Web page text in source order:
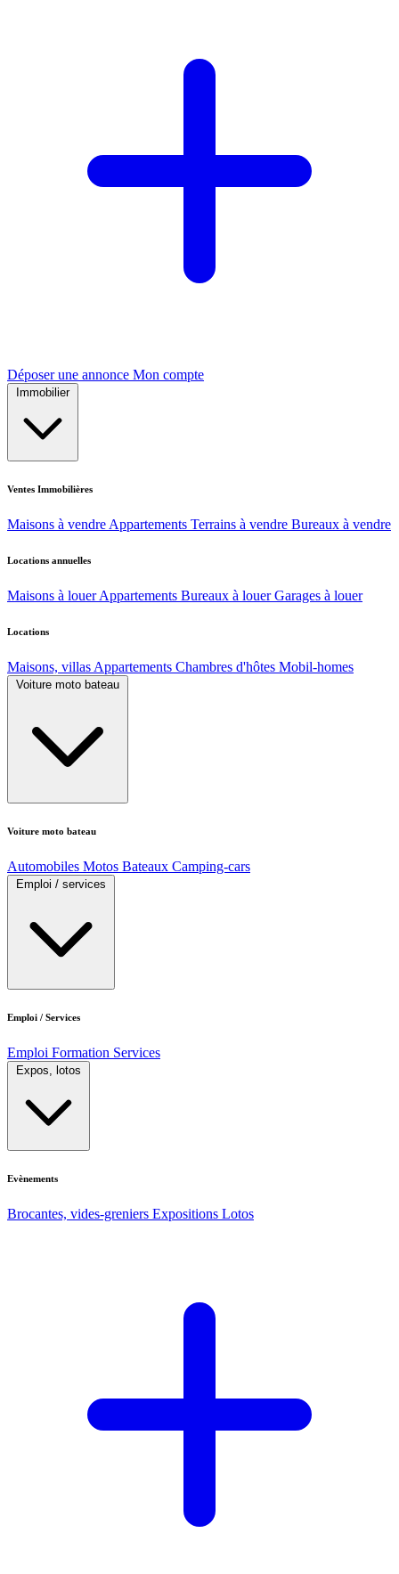
Déposer une annonce Mon compte
Immobilier
Ventes Immobilières
Maisons à vendre Appartements Terrains à vendre Bureaux à vendre
Locations annuelles
Maisons à louer Appartements Bureaux à louer Garages à louer
Locations
Maisons, villas Appartements Chambres d'hôtes Mobil-homes
Voiture moto bateau
Voiture moto bateau
Automobiles Motos Bateaux Camping-cars
Emploi / services
Emploi / Services
Emploi Formation Services
Expos, lotos
Evènements
Brocantes, vides-greniers Expositions Lotos